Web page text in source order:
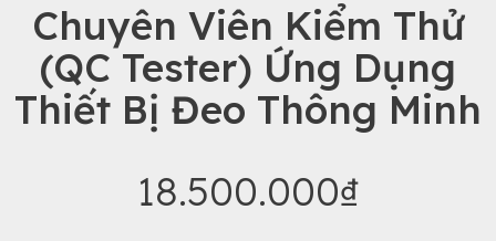
Chuyên Viên Kiểm Thử
(QC Tester) Ứng Dụng
Thiết Bị Đeo Thông Minh
18.500.000₫